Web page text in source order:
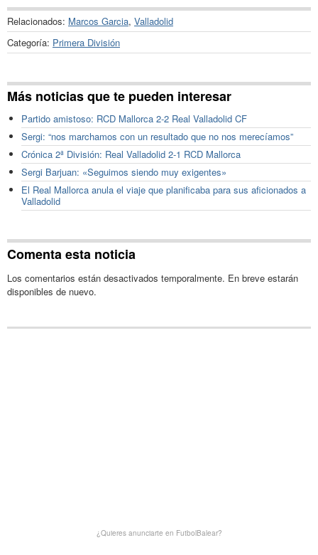
Relacionados: Marcos Garcia, Valladolid
Categoría: Primera División
Más noticias que te pueden interesar
Partido amistoso: RCD Mallorca 2-2 Real Valladolid CF
Sergi: “nos marchamos con un resultado que no nos merecíamos”
Crónica 2ª División: Real Valladolid 2-1 RCD Mallorca
Sergi Barjuan: «Seguimos siendo muy exigentes»
El Real Mallorca anula el viaje que planificaba para sus aficionados a
Valladolid
Comenta esta noticia
Los comentarios están desactivados temporalmente. En breve estarán
disponibles de nuevo.
¿Quieres anunciarte en FutbolBalear?